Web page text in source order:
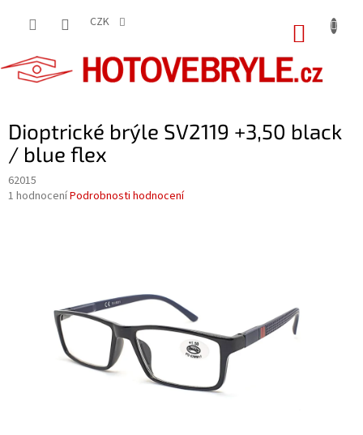
CZK
Dioptrické brýle SV2119 +3,50 black
/ blue flex
62015
Průměrné
1 hodnoceníPodrobnosti hodnocení